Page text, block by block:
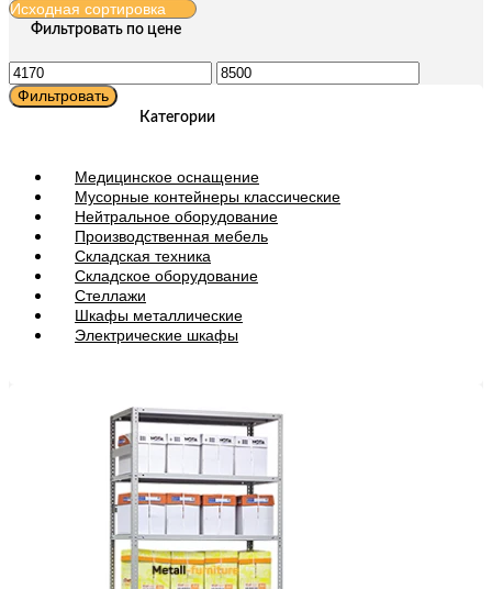
Фильтровать по цене
Минимальная
цена
Максимальная
цена
Фильтровать
Категории
Медицинское оснащение
Мусорные контейнеры классические
Нейтральное оборудование
Производственная мебель
Складская техника
Складское оборудование
Стеллажи
Шкафы металлические
Электрические шкафы